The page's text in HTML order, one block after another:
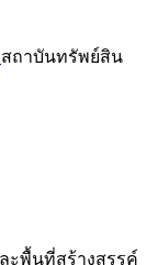
สถาบันทรัพย์สิน
ะพื้นที่สร้างสรรค์